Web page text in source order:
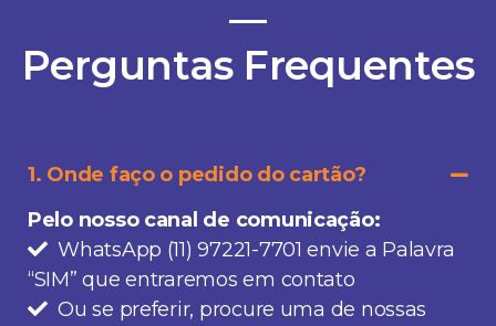
Perguntas Frequentes
1. Onde faço o pedido do cartão?
Pelo nosso canal de comunicação:
WhatsApp (11) 97221-7701 envie a Palavra
“SIM” que entraremos em contato
Ou se preferir, procure uma de nossas